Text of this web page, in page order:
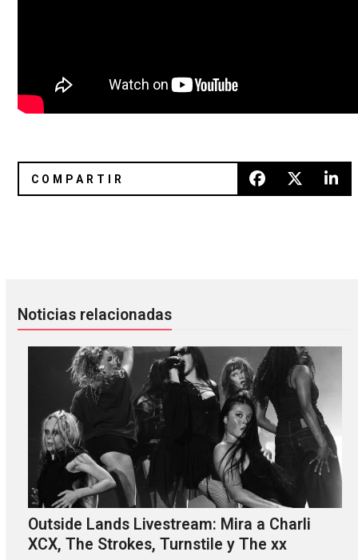
Noticias relacionadas
Outside Lands Livestream: Mira a Charli
XCX, The Strokes, Turnstile y The xx